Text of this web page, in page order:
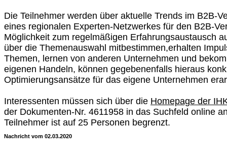
Die Teilnehmer werden über aktuelle Trends im B2B-
eines regionalen Experten-Netzwerkes für den B2B-
Möglichkeit zum regelmäßigen Erfahrungsaustausch
über die Themenauswahl mitbestimmen,erhalten
Themen, lernen von anderen Unternehmen und
eigenen Handeln, können gegebenenfalls hieraus
Optimierungsansätze für das eigene Unternehmen
Interessenten müssen sich über die Homepage der
der Dokumenten-Nr. 4611958 in das Suchfeld online
Teilnehmer ist auf 25 Personen begrenzt.
Nachricht vom 02.03.2020